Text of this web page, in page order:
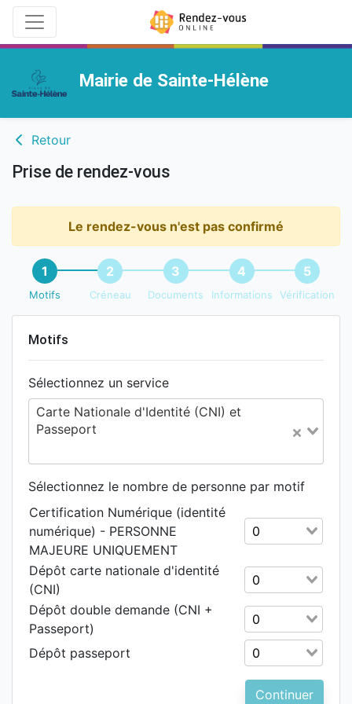
Mairie de Sainte-Hélène
Retour
Prise de rendez-vous
Le rendez-vous n'est pas confirmé
1
Motifs
2
Créneau
3
Documents
4
Informations
5
Vérification
Motifs
Sélectionnez un service
Carte Nationale d'Identité (CNI) et
Passeport
Sélectionnez le nombre de personne par motif
Certification Numérique (identité
numérique) - PERSONNE
MAJEURE UNIQUEMENT
Sélectionnez le
Dépôt carte nationale d'identité
(CNI)
Sélectionnez le
Dépôt double demande (CNI +
Passeport)
Sélectionnez le
Dépôt passeport Sélectionnez le
Continuer